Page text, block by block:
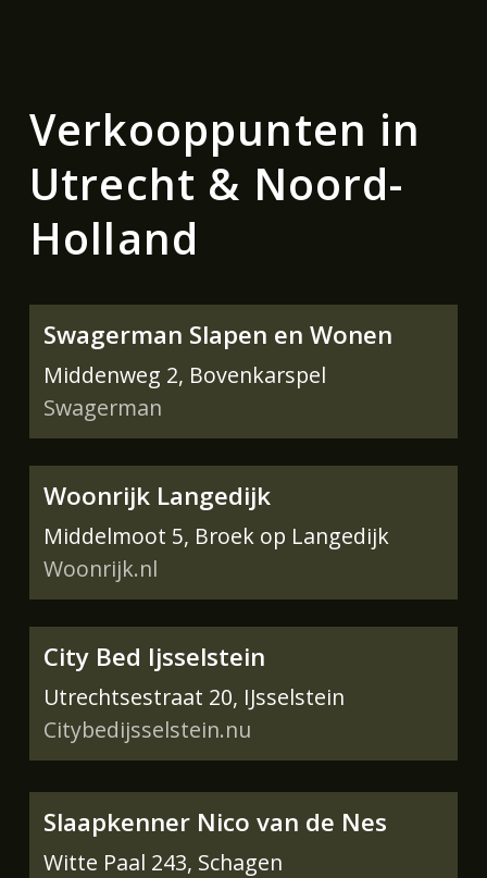
Verkooppunten in
Utrecht & Noord-
Holland
Swagerman Slapen en Wonen
Middenweg 2, Bovenkarspel
Swagerman
Woonrijk Langedijk
Middelmoot 5, Broek op Langedijk
Woonrijk.nl
City Bed Ijsselstein
Utrechtsestraat 20, IJsselstein
Citybedijsselstein.nu
Slaapkenner Nico van de Nes
Witte Paal 243, Schagen